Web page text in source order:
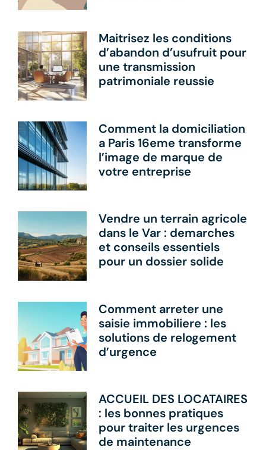
Maitrisez les conditions
d’abandon d’usufruit pour
une transmission
patrimoniale reussie
Comment la domiciliation
a Paris 16eme transforme
l’image de marque de
votre entreprise
Vendre un terrain agricole
dans le Var : demarches
et conseils essentiels
pour un dossier solide
Comment arreter une
saisie immobiliere : les
solutions de relogement
d’urgence
ACCUEIL DES LOCATAIRES
: les bonnes pratiques
pour traiter les urgences
de maintenance